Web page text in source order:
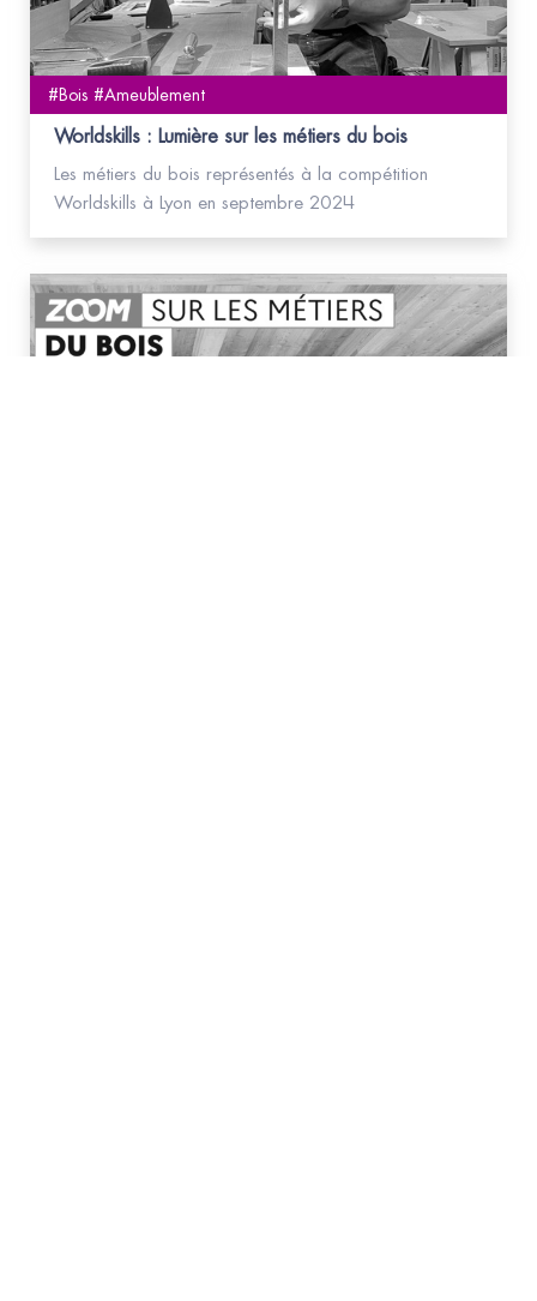
#Bois #Ameublement
Worldskills : Lumière sur les métiers du bois
Les métiers du bois représentés à la compétition
Worldskills à Lyon en septembre 2024